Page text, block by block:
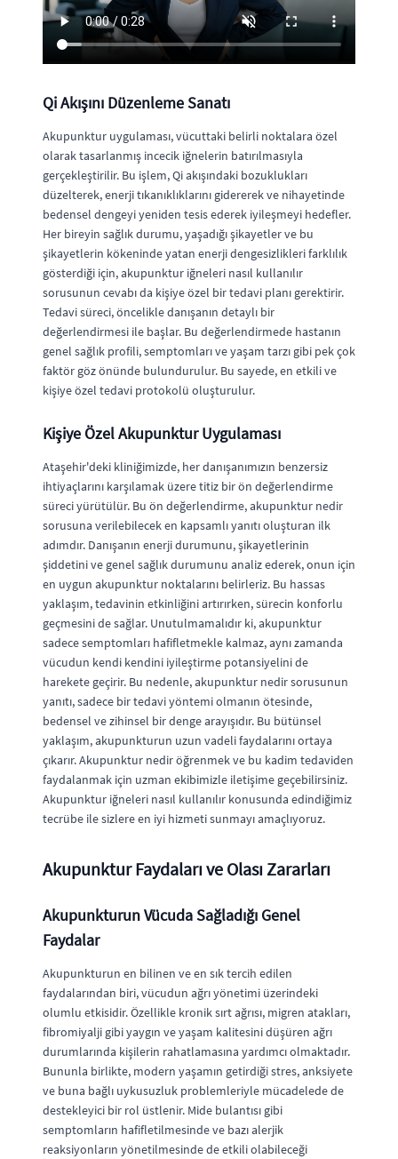
Qi Akışını Düzenleme Sanatı
Akupunktur uygulaması, vücuttaki belirli noktalara özel
olarak tasarlanmış incecik iğnelerin batırılmasıyla
gerçekleştirilir. Bu işlem, Qi akışındaki bozuklukları
düzelterek, enerji tıkanıklıklarını gidererek ve nihayetinde
bedensel dengeyi yeniden tesis ederek iyileşmeyi hedefler.
Her bireyin sağlık durumu, yaşadığı şikayetler ve bu
şikayetlerin kökeninde yatan enerji dengesizlikleri farklılık
gösterdiği için, akupunktur iğneleri nasıl kullanılır
sorusunun cevabı da kişiye özel bir tedavi planı gerektirir.
Tedavi süreci, öncelikle danışanın detaylı bir
değerlendirmesi ile başlar. Bu değerlendirmede hastanın
genel sağlık profili, semptomları ve yaşam tarzı gibi pek çok
faktör göz önünde bulundurulur. Bu sayede, en etkili ve
kişiye özel tedavi protokolü oluşturulur.
Kişiye Özel Akupunktur Uygulaması
Ataşehir'deki kliniğimizde, her danışanımızın benzersiz
ihtiyaçlarını karşılamak üzere titiz bir ön değerlendirme
süreci yürütülür. Bu ön değerlendirme, akupunktur nedir
sorusuna verilebilecek en kapsamlı yanıtı oluşturan ilk
adımdır. Danışanın enerji durumunu, şikayetlerinin
şiddetini ve genel sağlık durumunu analiz ederek, onun için
en uygun akupunktur noktalarını belirleriz. Bu hassas
yaklaşım, tedavinin etkinliğini artırırken, sürecin konforlu
geçmesini de sağlar. Unutulmamalıdır ki, akupunktur
sadece semptomları hafifletmekle kalmaz, aynı zamanda
vücudun kendi kendini iyileştirme potansiyelini de
harekete geçirir. Bu nedenle, akupunktur nedir sorusunun
yanıtı, sadece bir tedavi yöntemi olmanın ötesinde,
bedensel ve zihinsel bir denge arayışıdır. Bu bütünsel
yaklaşım, akupunkturun uzun vadeli faydalarını ortaya
çıkarır. Akupunktur nedir öğrenmek ve bu kadim tedaviden
faydalanmak için uzman ekibimizle iletişime geçebilirsiniz.
Akupunktur iğneleri nasıl kullanılır konusunda edindiğimiz
tecrübe ile sizlere en iyi hizmeti sunmayı amaçlıyoruz.
Akupunktur Faydaları ve Olası Zararları
Akupunkturun Vücuda Sağladığı Genel
Faydalar
Akupunkturun en bilinen ve en sık tercih edilen
faydalarından biri, vücudun ağrı yönetimi üzerindeki
olumlu etkisidir. Özellikle kronik sırt ağrısı, migren atakları,
fibromiyalji gibi yaygın ve yaşam kalitesini düşüren ağrı
durumlarında kişilerin rahatlamasına yardımcı olmaktadır.
Bununla birlikte, modern yaşamın getirdiği stres, anksiyete
ve buna bağlı uykusuzluk problemleriyle mücadelede de
destekleyici bir rol üstlenir. Mide bulantısı gibi
semptomların hafifletilmesinde ve bazı alerjik
reaksiyonların yönetilmesinde de etkili olabileceği